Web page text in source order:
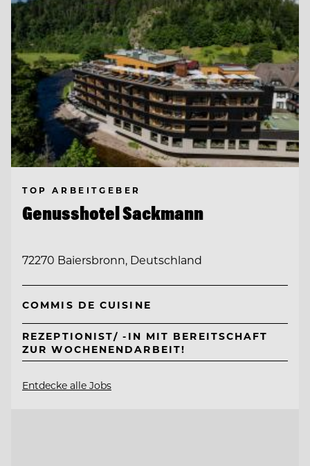
TOP ARBEITGEBER
Genusshotel Sackmann
72270 Baiersbronn, Deutschland
COMMIS DE CUISINE
REZEPTIONIST/ -IN MIT BEREITSCHAFT
ZUR WOCHENENDARBEIT!
Entdecke alle Jobs